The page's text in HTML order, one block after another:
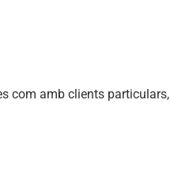
com amb clients particulars,